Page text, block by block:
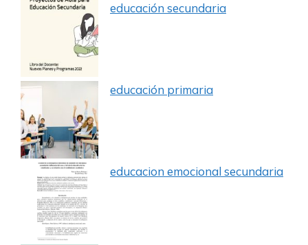
educación secundaria
educación primaria
educacion emocional secundaria